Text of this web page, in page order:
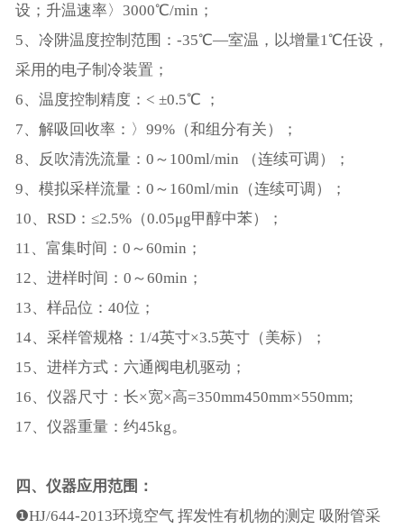
设；升温速率〉3000℃/min；
5、冷阱温度控制范围：-35℃—室温，以增量1℃任设，
采用的电子制冷装置；
6、温度控制精度：< ±0.5℃ ；
7、解吸回收率：〉99%（和组分有关）；
8、反吹清洗流量：0～100ml/min （连续可调）；
9、模拟采样流量：0～160ml/min（连续可调）；
10、RSD：≤2.5%（0.05μg甲醇中苯）；
11、富集时间：0～60min；
12、进样时间：0～60min；
13、样品位：40位；
14、采样管规格：1/4英寸×3.5英寸（美标）；
15、进样方式：六通阀电机驱动；
16、仪器尺寸：长×宽×高=350mm450mm×550mm;
17、仪器重量：约45kg。
四、 仪器应用范围：
❶HJ/644-2013环境空气 挥发性有机物的测定 吸附管采